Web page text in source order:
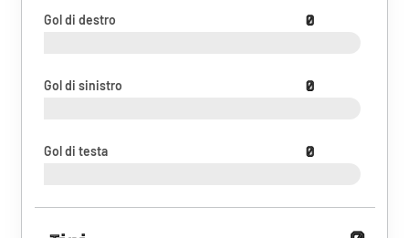
Gol di destro 0
Gol di sinistro 0
Gol di testa 0